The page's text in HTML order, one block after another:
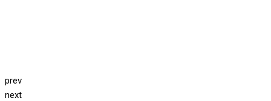
prev
next